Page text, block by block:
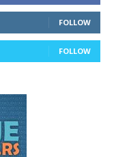
FOLLOW
FOLLOW